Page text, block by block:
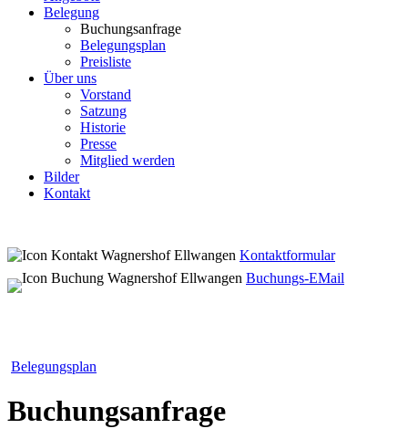
Belegung
Buchungsanfrage
Belegungsplan
Preisliste
Über uns
Vorstand
Satzung
Historie
Presse
Mitglied werden
Bilder
Kontakt
Kontaktformular
Buchungs-EMail
Belegungsplan
Buchungsanfrage